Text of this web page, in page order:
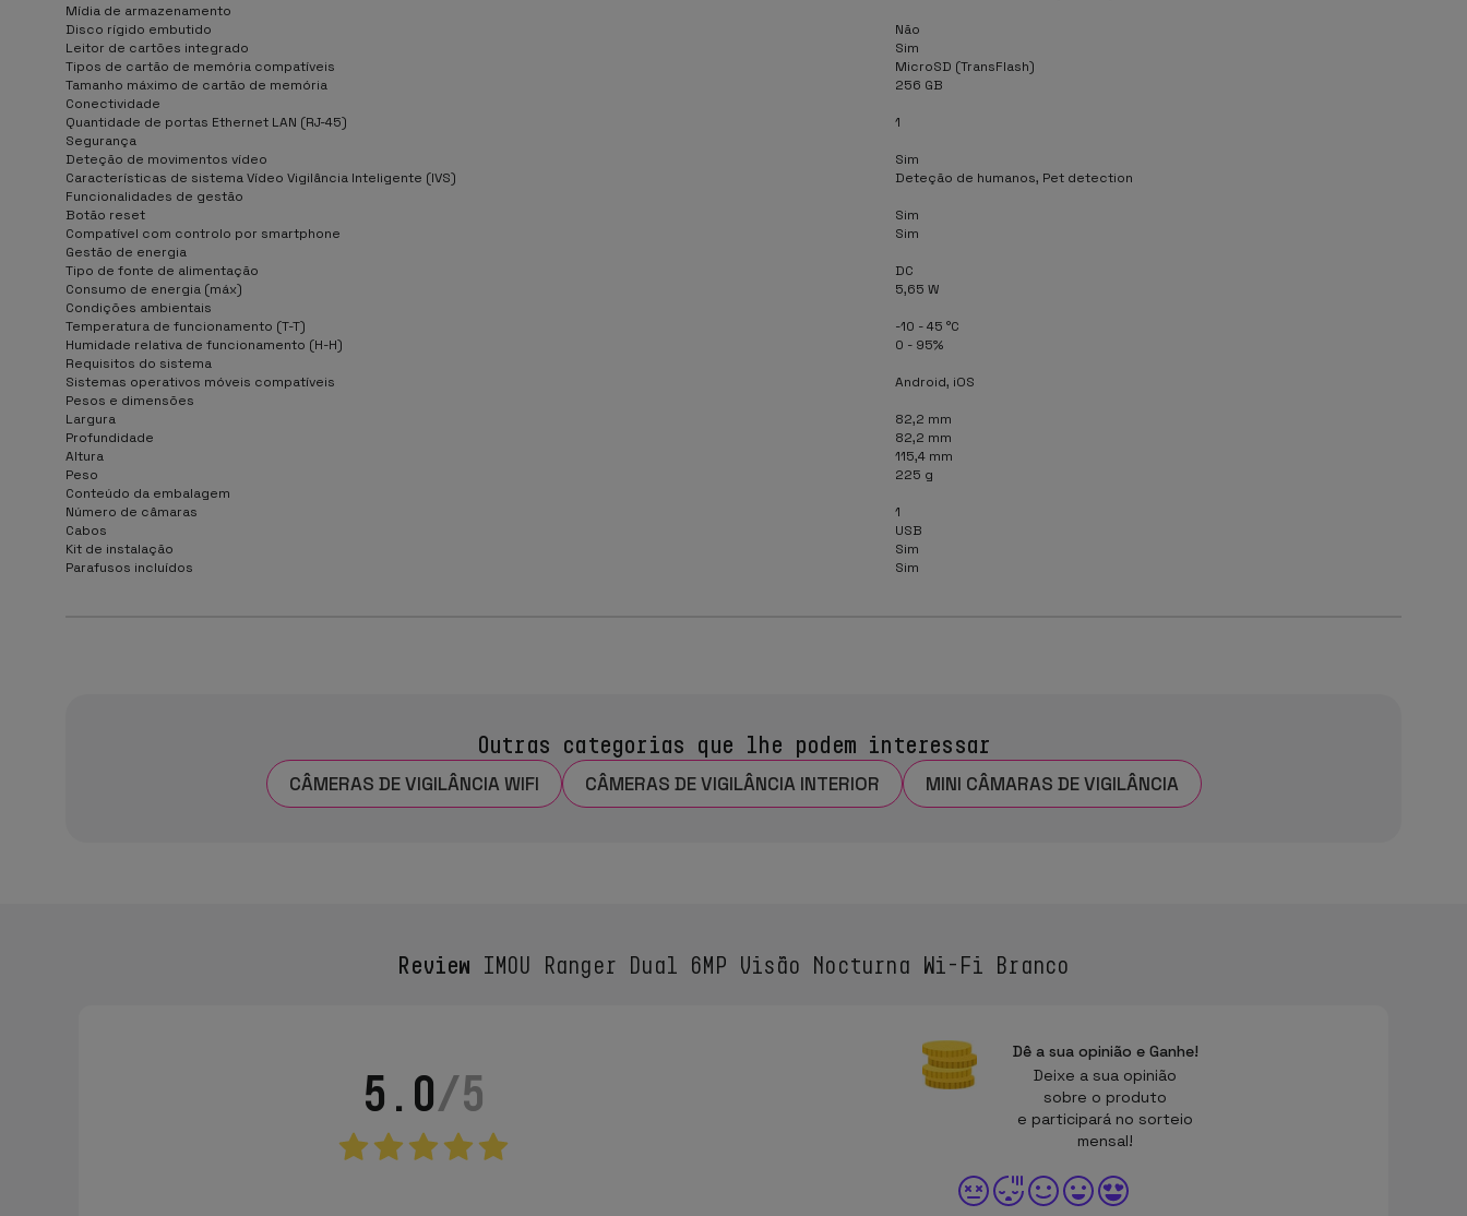
Mídia de armazenamento
Disco rígido embutido
Não
Leitor de cartões integrado
Sim
Tipos de cartão de memória compatíveis
MicroSD (TransFlash)
Tamanho máximo de cartão de memória
256 GB
Conectividade
Quantidade de portas Ethernet LAN (RJ-45)
1
Segurança
Deteção de movimentos vídeo
Sim
Características de sistema Vídeo Vigilância Inteligente (IVS)
Deteção de humanos, Pet detection
Funcionalidades de gestão
Botão reset
Sim
Compatível com controlo por smartphone
Sim
Gestão de energia
Tipo de fonte de alimentação
DC
Consumo de energia (máx)
5,65 W
Condições ambientais
Temperatura de funcionamento (T-T)
-10 - 45 °C
Humidade relativa de funcionamento (H-H)
0 - 95%
Requisitos do sistema
Sistemas operativos móveis compatíveis
Android, iOS
Pesos e dimensões
Largura
82,2 mm
Profundidade
82,2 mm
Altura
115,4 mm
Peso
225 g
Conteúdo da embalagem
Número de câmaras
1
Cabos
USB
Kit de instalação
Sim
Parafusos incluídos
Sim
Outras categorias que lhe podem interessar
CÂMERAS DE VIGILÂNCIA WIFI CÂMERAS DE VIGILÂNCIA INTERIOR MINI CÂMARAS DE VIGILÂNCIA
Review IMOU Ranger Dual 6MP Visão Nocturna Wi-Fi Branco
5.0/5
Dê a sua opinião e Ganhe!
Deixe a sua opinião
sobre o produto
e participará no sorteio
mensal!